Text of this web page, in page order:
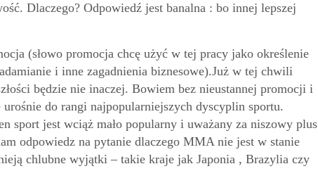
Dlaczego? Odpowiedź jest banalna : bo innej lepszej
(słowo promocja chcę użyć w tej pracy jako określenie
i inne zagadnienia biznesowe).Już w tej chwili
będzie nie inaczej. Bowiem bez nieustannej promocji i
do rangi najpopularniejszych dyscyplin sportu.
sport jest wciąż mało popularny i uważany za niszowy plus
odpowiedz na pytanie dlaczego MMA nie jest w stanie
chlubne wyjątki – takie kraje jak Japonia , Brazylia czy